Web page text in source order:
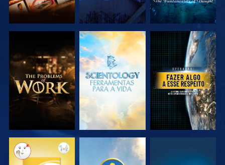
EXPLORAR A
SÉRIE
EXPLORAR A
SÉRIE
VER